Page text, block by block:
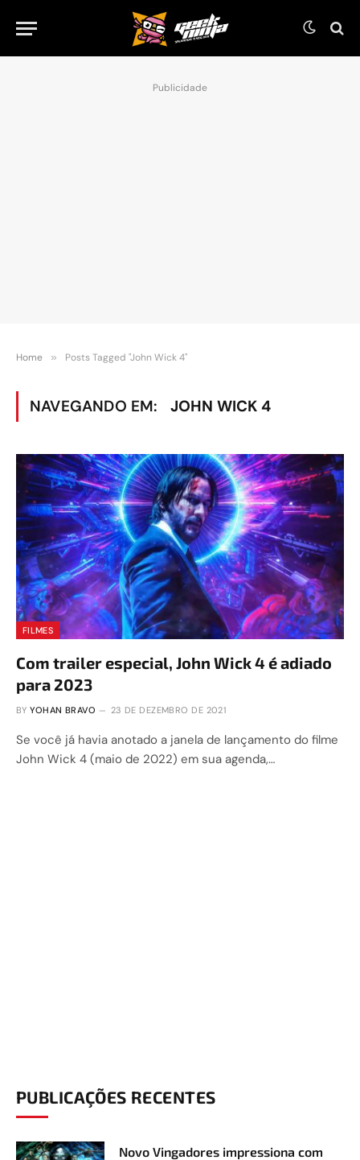
Publicidade
Home » Posts Tagged "John Wick 4"
NAVEGANDO EM: JOHN WICK 4
FILMES
Com trailer especial, John Wick 4 é adiado
para 2023
BY YOHAN BRAVO 23 DE DEZEMBRO DE 2021
Se você já havia anotado a janela de lançamento do filme
John Wick 4 (maio de 2022) em sua agenda,…
PUBLICAÇÕES RECENTES
Novo Vingadores impressiona com